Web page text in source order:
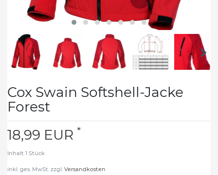
Cox Swain Softshell-Jacke
Forest
18,99 EUR *
Inhalt 1 Stück
inkl. ges. MwSt. zzgl. Versandkosten